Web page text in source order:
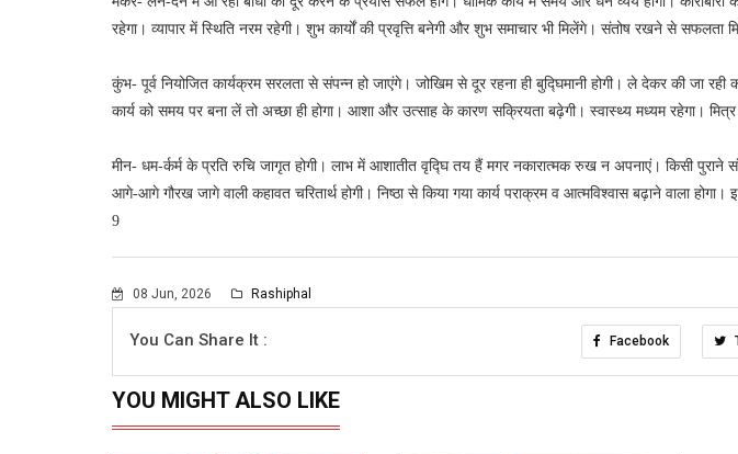
रहेगा। व्यापार में स्थिति नरम रहेगी। शुभ कार्यों की प्रवृत्ति बनेगी और शुभ समाचार भी मिलेंगे। संतोष रखने से सफलता
कुंभ- पूर्व नियोजित कार्यक्रम सरलता से संपन्न हो जाएंगे। जोखिम से दूर रहना ही बुद्घिमानी होगी। ले देकर की जा रही
कार्य को समय पर बना लें तो अच्छा ही होगा। आशा और उत्साह के कारण सक्रियता बढ़ेगी। स्वास्थ्य मध्यम रहेगा।
मीन- धम-र्कर्म के प्रति रुचि जागृत होगी। लाभ में आशातीत वृद्घि तय हैं मगर नकारात्मक रुख न अपनाएं। किसी पुराने
आगे-आगे गौरख जागे वाली कहावत चरितार्थ होगी। निष्ठा से किया गया कार्य पराक्रम व आत्मविश्वास बढ़ाने वाला
9
08 Jun, 2026 Rashiphal
You Can Share It : Facebook
YOU MIGHT ALSO LIKE